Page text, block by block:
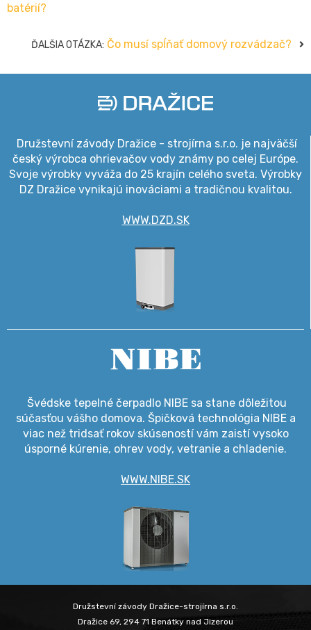
batérií?
ĎALŠIA OTÁZKA: Čo musí spĺňať domový rozvádzač?
Družstevní závody Dražice - strojírna s.r.o. je najväčší
český výrobca ohrievačov vody známy po celej Európe.
Svoje výrobky vyváža do 25 krajín celého sveta. Výrobky
DZ Dražice vynikajú inováciami a tradičnou kvalitou.
WWW.DZD.SK
Švédske tepelné čerpadlo NIBE sa stane dôležitou
súčasťou vášho domova. Špičková technológia NIBE a
viac než tridsať rokov skúseností vám zaistí vysoko
úsporné kúrenie, ohrev vody, vetranie a chladenie.
WWW.NIBE.SK
Družstevní závody Dražice-strojírna s.r.o.
Dražice 69, 294 71 Benátky nad Jizerou